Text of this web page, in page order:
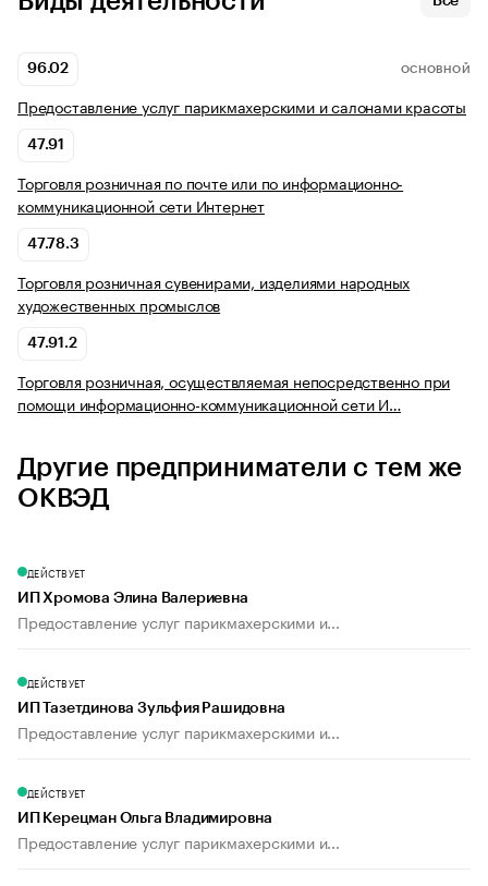
96.02 ОСНОВНОЙ
Предоставление услуг парикмахерскими и салонами красоты
47.91
Торговля розничная по почте или по информационно-
коммуникационной сети Интернет
47.78.3
Торговля розничная сувенирами, изделиями народных
художественных промыслов
47.91.2
Торговля розничная, осуществляемая непосредственно при
помощи информационно-коммуникационной сети И…
Другие предприниматели с тем же
ОКВЭД
ДЕЙСТВУЕТ
ИП Хромова Элина Валериевна
Предоставление услуг парикмахерскими и...
ДЕЙСТВУЕТ
ИП Тазетдинова Зульфия Рашидовна
Предоставление услуг парикмахерскими и...
ДЕЙСТВУЕТ
ИП Керецман Ольга Владимировна
Предоставление услуг парикмахерскими и...